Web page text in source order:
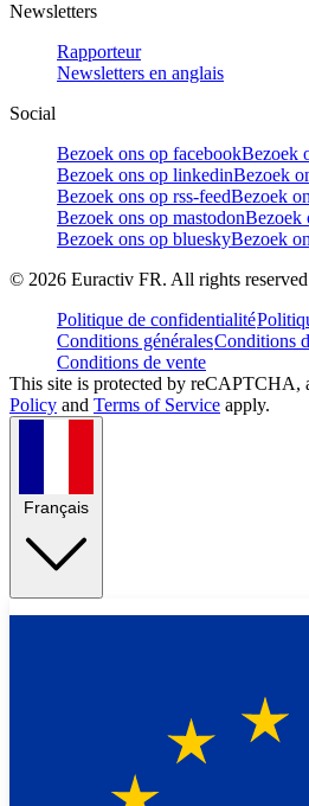
Newsletters
Rapporteur
Newsletters en anglais
Social
Bezoek ons op facebookBezoek
Bezoek ons op linkedinBezoek
Bezoek ons op rss-feedBezoek
Bezoek ons op mastodonBezoek
Bezoek ons op blueskyBezoek
© 2026 Euractiv FR. All rights
Politique de confidentialité
Conditions généralesConditions
Conditions de vente
This site is protected by reCAPTCHA,
Policy and Terms of Service apply.
Français